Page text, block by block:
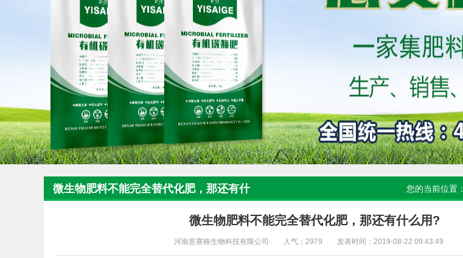
微生物肥料不能完全替代化肥，那还有什
您的当前位置：
微生物肥料不能完全替代化肥，那还有什么用?
河南意赛格生物科技有限公司 人气：2979 发表时间：2019-08-22 09:43:49